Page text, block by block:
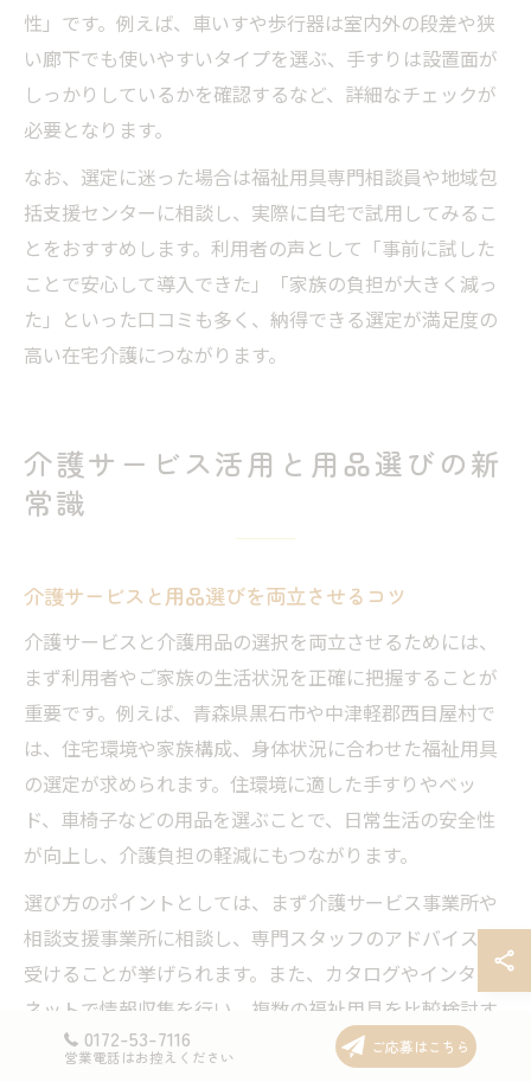
性」です。例えば、車いすや歩行器は室内外の段差や狭
い廊下でも使いやすいタイプを選ぶ、手すりは設置面が
しっかりしているかを確認するなど、詳細なチェックが
必要となります。
なお、選定に迷った場合は福祉用具専門相談員や地域包
括支援センターに相談し、実際に自宅で試用してみるこ
とをおすすめします。利用者の声として「事前に試した
ことで安心して導入できた」「家族の負担が大きく減っ
た」といった口コミも多く、納得できる選定が満足度の
高い在宅介護につながります。
介護サービス活用と用品選びの新
常識
介護サービスと用品選びを両立させるコツ
介護サービスと介護用品の選択を両立させるためには、
まず利用者やご家族の生活状況を正確に把握することが
重要です。例えば、青森県黒石市や中津軽郡西目屋村で
は、住宅環境や家族構成、身体状況に合わせた福祉用具
の選定が求められます。住環境に適した手すりやベッ
ド、車椅子などの用品を選ぶことで、日常生活の安全性
が向上し、介護負担の軽減にもつながります。
選び方のポイントとしては、まず介護サービス事業所や
相談支援事業所に相談し、専門スタッフのアドバイスを
受けることが挙げられます。また、カタログやインター
ネットで情報収集を行い、複数の福祉用具を比較検討す
ることも大切です。失敗例として、利用者の身体状況や
0172-53-7116
営業電話はお控えください
ご応募はこちら